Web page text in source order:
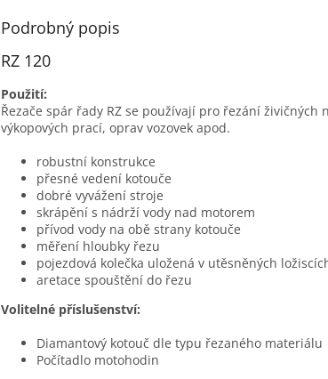
Podrobný popis
RZ 120
Použití:
Řezače spár řady RZ se používají pro řezání
výkopových prací, oprav vozovek apod.
robustní konstrukce
přesné vedení kotouče
dobré vyvážení stroje
skrápění s nádrží vody nad motorem
přívod vody na obě strany kotouče
měření hloubky řezu
pojezdová kolečka uložená v utěsněných
aretace spouštění do řezu
Volitelné příslušenství:
Diamantový kotouč dle typu řezaného materiálu
Počítadlo motohodin